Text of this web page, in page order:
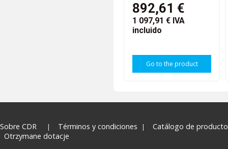
892,61 €
1 097,91 € IVA
incluido
Go to the product
Sobre CDR Términos y condiciones
Catálogo de
Otrzymane dotacje